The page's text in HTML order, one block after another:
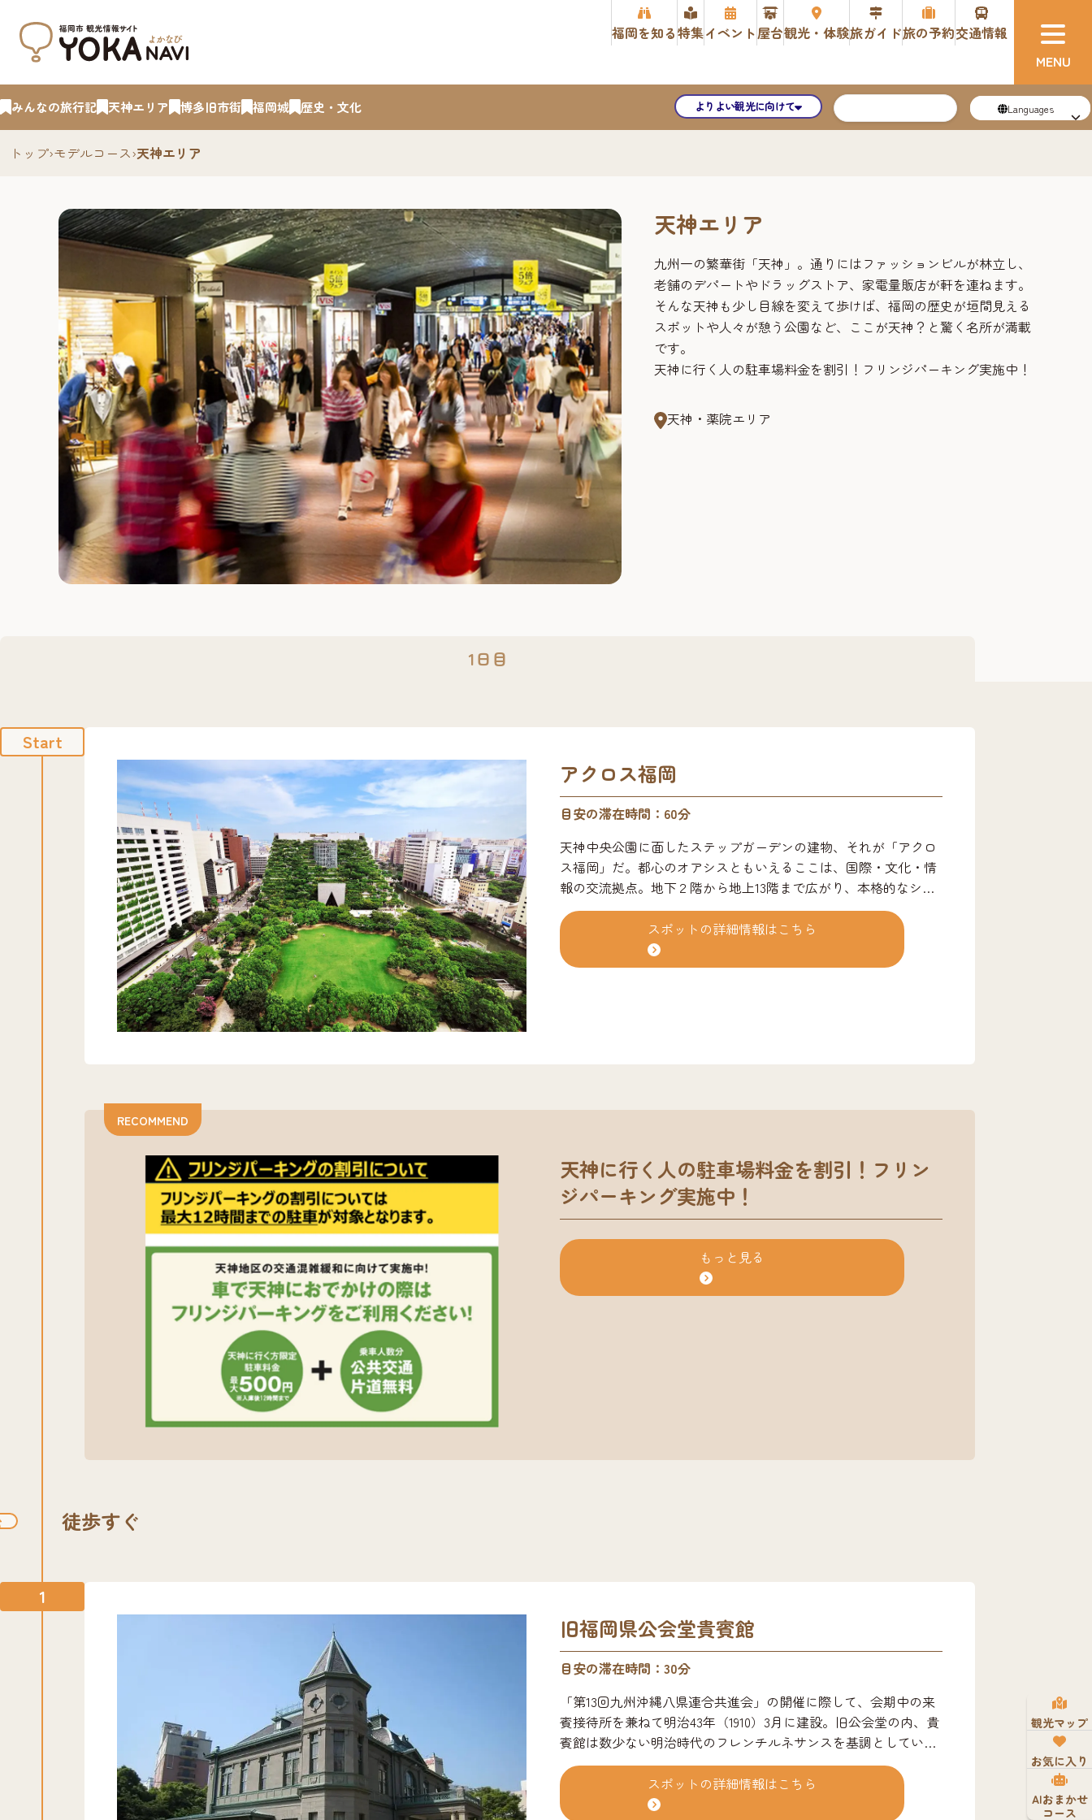
福岡を知る特集イベント屋台観光・体験旅ガイド旅の予約交通情報
みんなの旅行記 天神エリア 博多旧市街 福岡城 歴史・文化 よりよい観光に向けて Languages
トップ›モデルコース›天神エリア
天神エリア
九州一の繁華街「天神」。通りにはファッションビルが林立し、
老舗のデパートやドラッグストア、家電量販店が軒を連ねます。
そんな天神も少し目線を変えて歩けば、福岡の歴史が垣間見える
スポットや人々が憩う公園など、ここが天神？と驚く名所が満載
です。
天神に行く人の駐車場料金を割引！フリンジパーキング実施中！
天神・薬院エリア
1日目
Start
アクロス福岡
目安の滞在時間：60分
天神中央公園に面したステップガーデンの建物、それが「アクロ
ス福岡」だ。都心のオアシスともいえるここは、国際・文化・情
報の交流拠点。地下２階から地上13階まで広がり、本格的なシン
フォニーホール、イベントホール、国際会議場、県のパスポート
センター、オフィス、レストラン、ショップなど様々な機能がそ
ろっている。
スポットの詳細情報はこちら
RECOMMEND
天神に行く人の駐車場料金を割引！フリン
ジパーキング実施中！
もっと見る
徒歩すぐ
1
旧福岡県公会堂貴賓館
目安の滞在時間：30分
「第13回九州沖縄八県連合共進会」の開催に際して、会期中の来
賓接待所を兼ねて明治43年（1910）3月に建設。旧公会堂の内、貴
賓館は数少ない明治時代のフレンチルネサンスを基調としてい
る。木造公共建物として貴重であり、国の重要文化財（建造物）
に指定。 【入館料】・大人 200円・子ども(15歳未満) 100円・6歳
未満、65歳以上は入館無料 旧福岡県公会堂貴賓館では、展示物を
スポットの詳細情報はこちら
観光マップ
お気に入り
AIおまかせ
コース